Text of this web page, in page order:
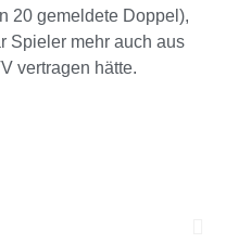
20 gemeldete Doppel),
Spieler mehr auch aus
vertragen hätte.